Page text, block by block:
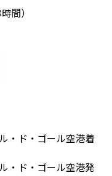
間）
・ド・ゴール空港着
・ド・ゴール空港発